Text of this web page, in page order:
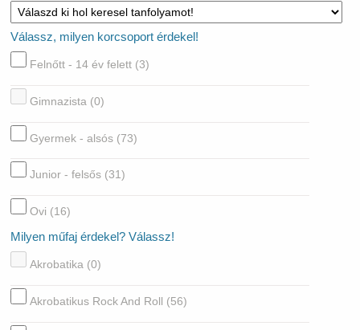
Válassz, milyen korcsoport érdekel!
Felnőtt - 14 év felett (3)
Gimnazista (0)
Gyermek - alsós (73)
Junior - felsős (31)
Ovi (16)
Milyen műfaj érdekel? Válassz!
Akrobatika (0)
Akrobatikus Rock And Roll (56)